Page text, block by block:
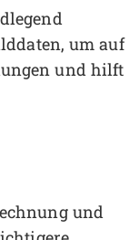
um auf
und hilft
und